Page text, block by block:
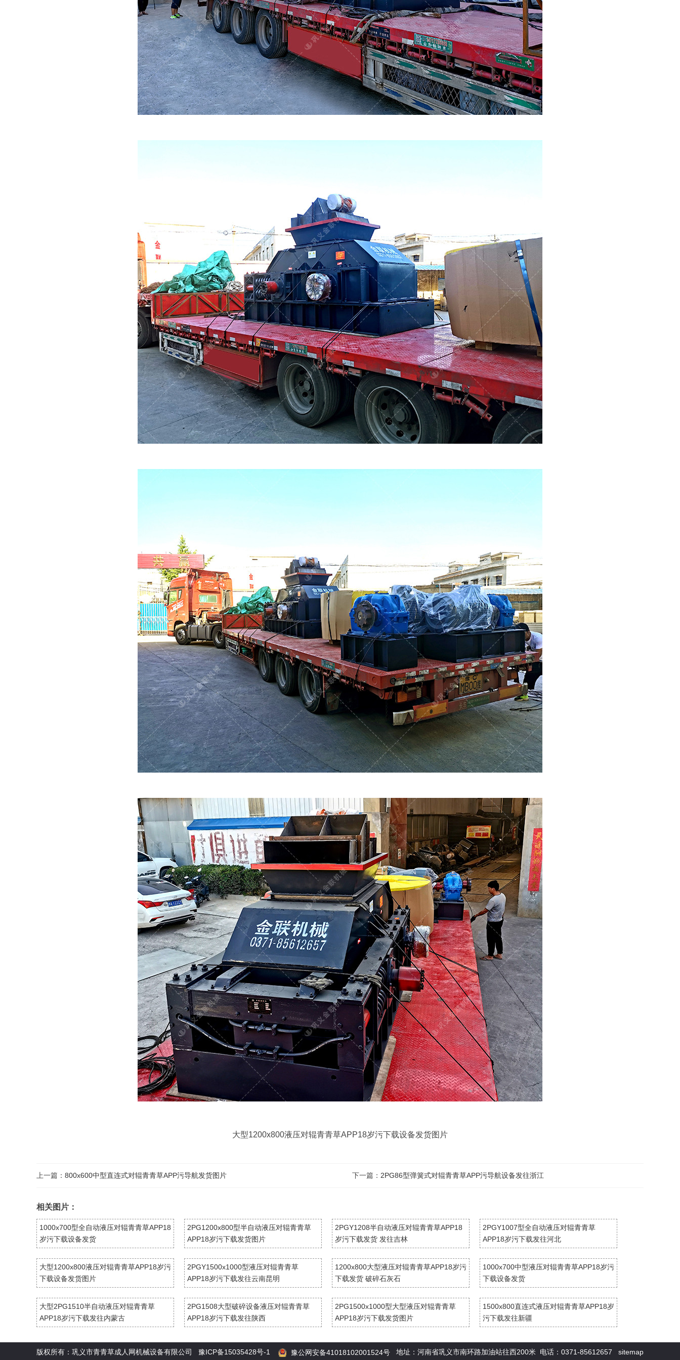
大型1200x800液压对辊青青草APP18岁污下载设备发货图片
上一篇： 800x600中型直连式对辊青青草APP污导航发货图片 下一篇： 2PG86型弹簧式对辊青青草APP污导航设备发往浙江
相关图片：
1000x700型全自动液压对辊青青草APP18
岁污下载设备发货
2PG1200x800型半自动液压对辊青青草
APP18岁污下载发货图片
2PGY1208半自动液压对辊青青草APP18
岁污下载发货 发往吉林
2PGY1007型全自动液压对辊青青草
APP18岁污下载发往河北
大型1200x800液压对辊青青草APP18岁污
下载设备发货图片
2PGY1500x1000型液压对辊青青草
APP18岁污下载发往云南昆明
1200x800大型液压对辊青青草APP18岁污
下载发货 破碎石灰石
1000x700中型液压对辊青青草APP18岁污
下载设备发货
大型2PG1510半自动液压对辊青青草
APP18岁污下载发往内蒙古
2PG1508大型破碎设备液压对辊青青草
APP18岁污下载发往陕西
2PG1500x1000型大型液压对辊青青草
APP18岁污下载发货图片
1500x800直连式液压对辊青青草APP18岁
污下载发往新疆
版权所有：巩义市青青草成人网机械设备有限公司 豫ICP备15035428号-1 豫公网安备41018102001524号 地址：河南省巩义市南环路加油站往西200米 电话：0371-85612657 sitemap